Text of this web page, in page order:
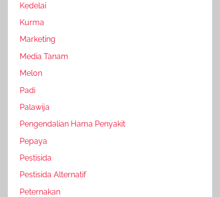
Kedelai
Kurma
Marketing
Media Tanam
Melon
Padi
Palawija
Pengendalian Hama Penyakit
Pepaya
Pestisida
Pestisida Alternatif
Peternakan